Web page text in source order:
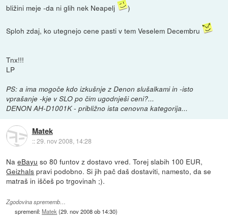
bližini meje -da ni glih nek Neapelj
)
Sploh zdaj, ko utegnejo cene pasti v tem Veselem Decembru
Tnx!!!
LP
PS: a ima mogoče kdo izkušnje z Denon slušalkami in -isto
vprašanje -kje v SLO po čim ugodnješi ceni?...
DENON AH-D1001K - približno ista cenovna kategorija...
Matek
::29. nov 2008, 14:28
NaeBayu so 80 funtov z dostavo vred. Torej slabih 100 EUR,
Geizhals pravi podobno. Si jih pač daš dostaviti, namesto, da se
matraš in iščeš po trgovinah ;).
Zgodovina sprememb…
spremenil:Matek (29. nov 2008 ob 14:30)